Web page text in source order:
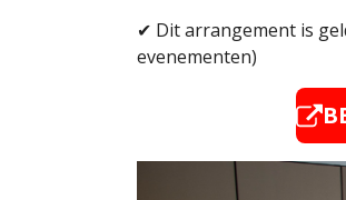
✔ Dit arrangement is
evenementen)